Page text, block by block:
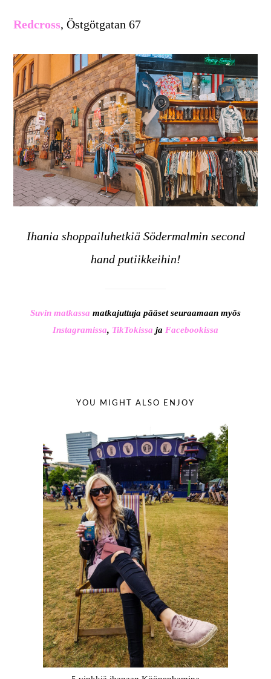
Redcross, Östgötgatan 67
Ihania shoppailuhetkiä Södermalmin second
hand putiikkeihin!
Suvin matkassa matkajuttuja pääset seuraamaan myös
Instagramissa, TikTokissa ja Facebookissa
YOU MIGHT ALSO ENJOY